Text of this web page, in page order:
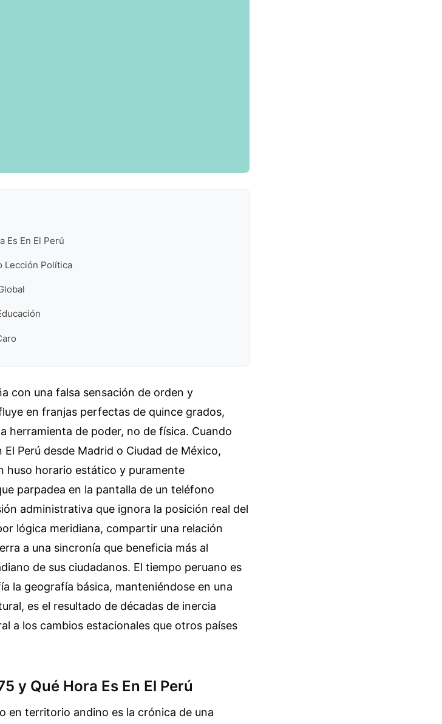
Es En El Perú
Lección Política
con una falsa sensación de orden y
en franjas perfectas de quince grados,
herramienta de poder, no de física. Cuando
Perú desde Madrid o Ciudad de México,
huso horario estático y puramente
parpadea en la pantalla de un teléfono
administrativa que ignora la posición real del
lógica meridiana, compartir una relación
a una sincronía que beneficia más al
de sus ciudadanos. El tiempo peruano es
la geografía básica, manteniéndose en una
es el resultado de décadas de inercia
a los cambios estacionales que otros países
y Qué Hora Es En El Perú
en territorio andino es la crónica de una